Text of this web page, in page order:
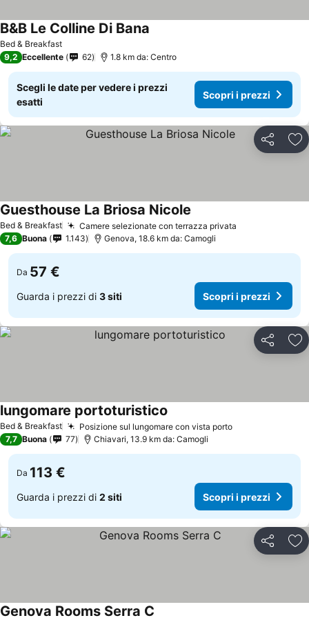
Bed & Breakfast
B&B Le Colline Di Bana
9,2 Eccellente 62 1.8 km da: Centro
Scegli le date per vedere i prezzi
esatti
Scopri i prezzi
Condividi
Bed & Breakfast Camere selezionate con terrazza privata
Guesthouse La Briosa Nicole
7,6 Buona 1.143 Genova, 18.6 km da: Camogli
Da 57 €
Guarda i prezzi di 3 siti Scopri i prezzi
Condividi
Bed & Breakfast Posizione sul lungomare con vista porto
lungomare portoturistico
7,7 Buona 77 Chiavari, 13.9 km da: Camogli
Da 113 €
Guarda i prezzi di 2 siti Scopri i prezzi
Condividi
Genova Rooms Serra C